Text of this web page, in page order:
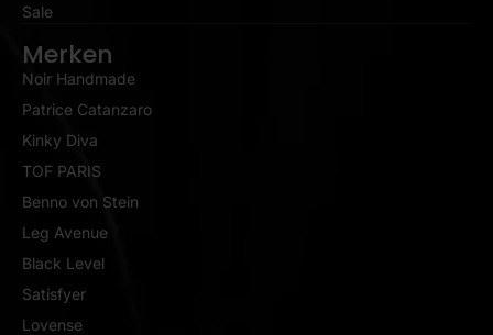
Sale
Merken
Noir Handmade
Patrice Catanzaro
Kinky Diva
TOF PARIS
Benno von Stein
Leg Avenue
Black Level
Satisfyer
Lovense